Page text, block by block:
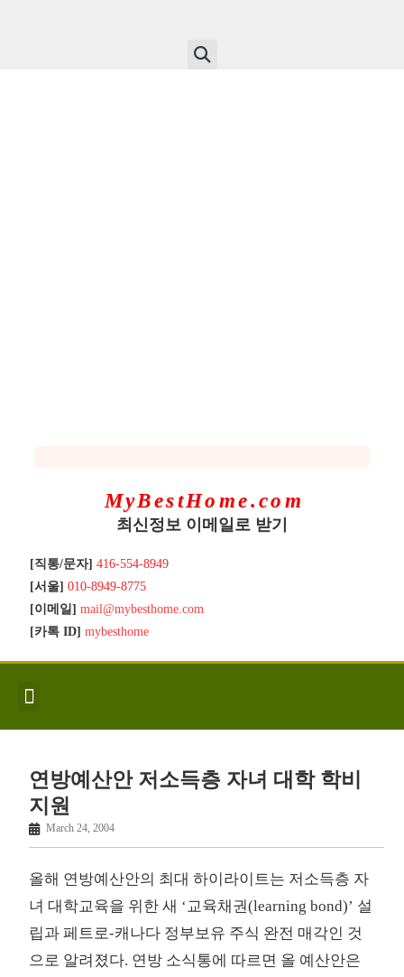
MyBestHome.com
최신정보 이메일로 받기
[직통/문자] 416-554-8949
[서울] 010-8949-8775
[이메일] mail@mybesthome.com
[카톡 ID] mybesthome
연방예산안 저소득층 자녀 대학 학비
지원
March 24, 2004
올해 연방예산안의 최대 하이라이트는 저소득층 자
녀 대학교육을 위한 새 ‘교육채권(learning bond)’ 설
립과 페트로-캐나다 정부보유 주식 완전 매각인 것
으로 알려졌다. 연방 소식통에 따르면 올 예산안은